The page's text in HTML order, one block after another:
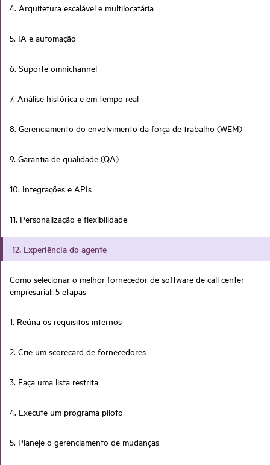
4. Arquitetura escalável e multilocatária
5. IA e automação
6. Suporte omnichannel
7. Análise histórica e em tempo real
8. Gerenciamento do envolvimento da força de trabalho (WEM)
9. Garantia de qualidade (QA)
10. Integrações e APIs
11. Personalização e flexibilidade
12. Experiência do agente
Como selecionar o melhor fornecedor de software de call center
empresarial: 5 etapas
1. Reúna os requisitos internos
2. Crie um scorecard de fornecedores
3. Faça uma lista restrita
4. Execute um programa piloto
5. Planeje o gerenciamento de mudanças